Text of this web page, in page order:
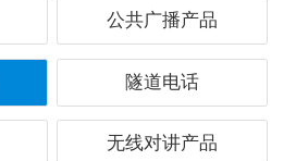
公共广播产品
隧道电话
无线对讲产品